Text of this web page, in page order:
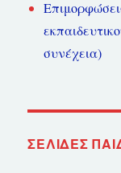
συνέχεια)
ΣΕΛΊΔΕΣ